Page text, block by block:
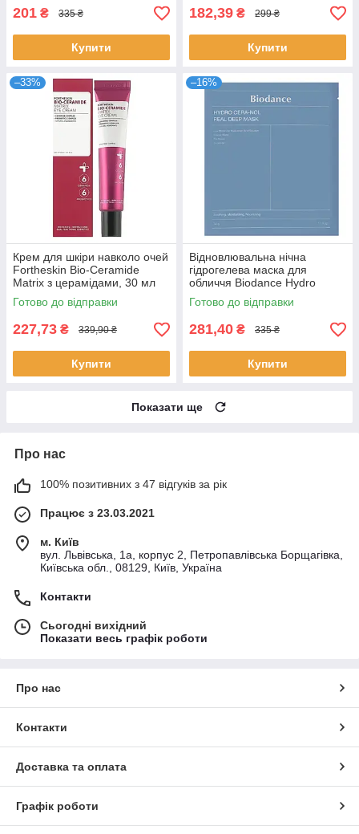
201 ₴ 335 ₴
Купити
182,39 ₴ 299 ₴
Купити
–33%
Крем для шкіри навколо очей
Fortheskin Bio-Ceramide
Matrix з церамідами, 30 мл
Готово до відправки
227,73 ₴ 339,90 ₴
Купити
–16%
Відновлювальна нічна
гідрогелева маска для
обличчя Biodance Hydro
Cera-Nol Real Deep Mask з
керамідами 34 г
Готово до відправки
281,40 ₴ 335 ₴
Купити
Показати ще
Про нас
100% позитивних з 47 відгуків за рік
Працює з 23.03.2021
м. Київ
вул. Львівська, 1а, корпус 2, Петропавлівська Борщагівка,
Київська обл., 08129, Київ, Україна
Контакти
Сьогодні вихідний
Показати весь графік роботи
Про нас
Контакти
Доставка та оплата
Графік роботи